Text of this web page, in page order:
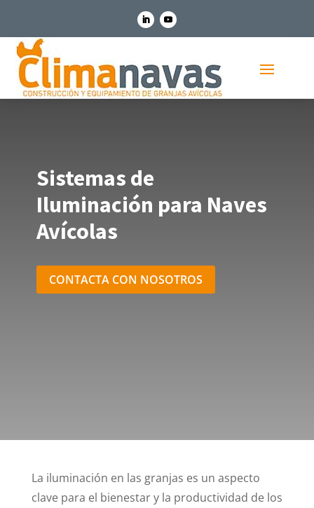
Sistemas de
Iluminación para Naves
Avícolas
CONTACTA CON NOSOTROS
La iluminación en las granjas es un aspecto
clave para el bienestar y la productividad de los